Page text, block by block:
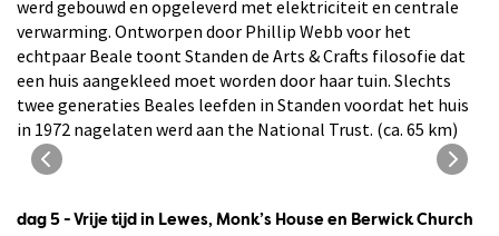
werd gebouwd en opgeleverd met elektriciteit en centrale
verwarming. Ontworpen door Phillip Webb voor het
echtpaar Beale toont Standen de Arts & Crafts filosofie dat
een huis aangekleed moet worden door haar tuin. Slechts
twee generaties Beales leefden in Standen voordat het huis
in 1972 nagelaten werd aan the National Trust. (ca. 65 km)
Knole House van de familie Sackville
dag 5 - Vrije tijd in Lewes, Monk’s House en Berwick Church